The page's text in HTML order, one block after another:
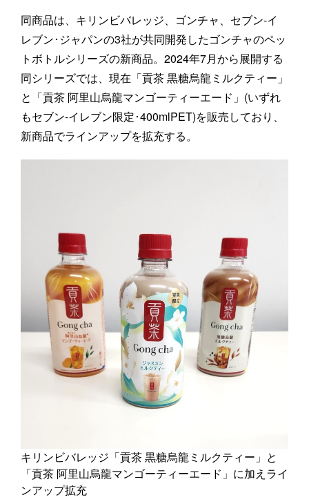
同商品は、キリンビバレッジ、ゴンチャ、セブン-イ
レブン･ジャパンの3社が共同開発したゴンチャのペッ
トボトルシリーズの新商品。2024年7月から展開する
同シリーズでは、現在「貢茶 黒糖烏龍ミルクティー」
と「貢茶 阿里山烏龍マンゴーティーエード」(いずれ
もセブン-イレブン限定･400mlPET)を販売しており、
新商品でラインアップを拡充する。
キリンビバレッジ「貢茶 黒糖烏龍ミルクティー」と
「貢茶 阿里山烏龍マンゴーティーエード」に加えライ
ンアップ拡充